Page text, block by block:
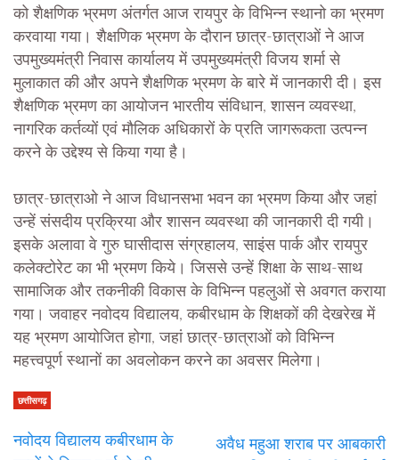
को शैक्षणिक भ्रमण अंतर्गत आज रायपुर के विभिन्न स्थानो का भ्रमण
करवाया गया। शैक्षणिक भ्रमण के दौरान छात्र-छात्राओं ने आज
उपमुख्यमंत्री निवास कार्यालय में उपमुख्यमंत्री विजय शर्मा से
मुलाकात की और अपने शैक्षणिक भ्रमण के बारे में जानकारी दी। इस
शैक्षणिक भ्रमण का आयोजन भारतीय संविधान, शासन व्यवस्था,
नागरिक कर्तव्यों एवं मौलिक अधिकारों के प्रति जागरूकता उत्पन्न
करने के उद्देश्य से किया गया है।
छात्र-छात्राओ ने आज विधानसभा भवन का भ्रमण किया और जहां
उन्हें संसदीय प्रक्रिया और शासन व्यवस्था की जानकारी दी गयी।
इसके अलावा वे गुरु घासीदास संग्रहालय, साइंस पार्क और रायपुर
कलेक्टोरेट का भी भ्रमण किये। जिससे उन्हें शिक्षा के साथ-साथ
सामाजिक और तकनीकी विकास के विभिन्न पहलुओं से अवगत कराया
गया। जवाहर नवोदय विद्यालय, कबीरधाम के शिक्षकों की देखरेख में
यह भ्रमण आयोजित होगा, जहां छात्र-छात्राओं को विभिन्न
महत्त्वपूर्ण स्थानों का अवलोकन करने का अवसर मिलेगा।
छत्तीसगढ़
नवोदय विद्यालय कबीरधाम के
अवैध महुआ शराब पर आबकारी